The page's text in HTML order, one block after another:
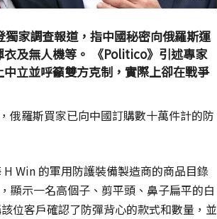
家調查報道，指中國秘密向俄羅斯運
及無人機等。 《Politico》引述專家
立並呼籲雙方克制，實際上卻在戰爭
俄羅斯買家已向中國訂購數十萬件計的防
Win 的軍用防護裝備製造商的商品目錄
顯示一名高個子、剪平頭、鼻子扁平的白
位客戶確認了防彈背心的款式和數量，並